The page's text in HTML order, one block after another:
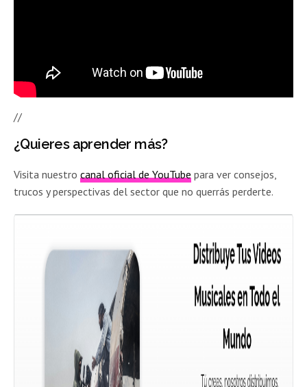
//
¿Quieres aprender más?
Visita nuestrocanal oficial de YouTube para ver consejos,
trucos y perspectivas del sector que no querrás perderte.